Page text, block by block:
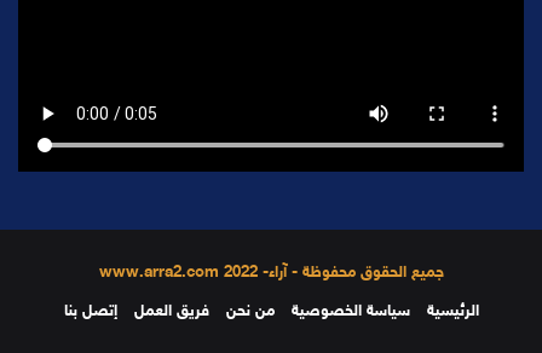
جميع الحقوق محفوظة - آراء- 2022 www.arra2.com
الرئيسية
سياسة الخصوصية من نحن فريق العمل إتصل بنا